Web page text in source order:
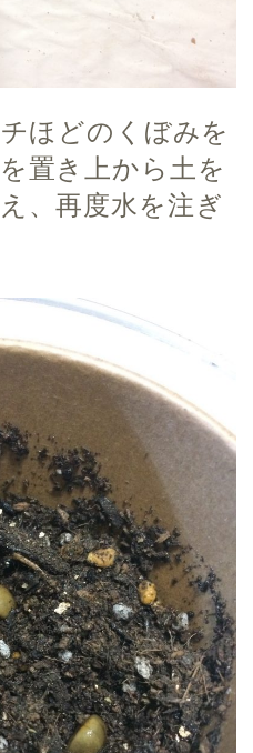
ほどのくぼみを
置き上から土を
、再度水を注ぎ